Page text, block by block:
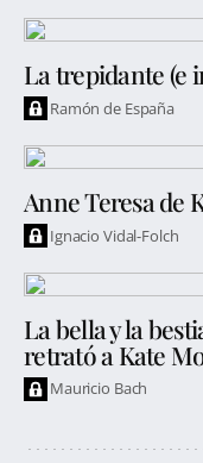
La trepidante (e
Ramón de España
Anne Teresa de
Ignacio Vidal-Folch
La bella y la
retrató a Kate
Mauricio Bach